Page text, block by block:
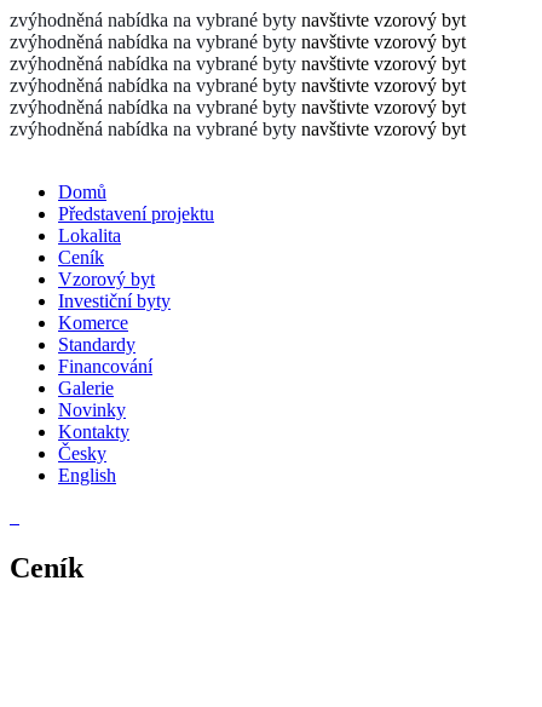
zvýhodněná nabídka na vybrané byty navštivte vzorový byt
zvýhodněná nabídka na vybrané byty navštivte vzorový byt
zvýhodněná nabídka na vybrané byty navštivte vzorový byt
zvýhodněná nabídka na vybrané byty navštivte vzorový byt
zvýhodněná nabídka na vybrané byty navštivte vzorový byt
zvýhodněná nabídka na vybrané byty navštivte vzorový byt
Domů
Představení projektu
Lokalita
Ceník
Vzorový byt
Investiční byty
Komerce
Standardy
Financování
Galerie
Novinky
Kontakty
Česky
English
Ceník